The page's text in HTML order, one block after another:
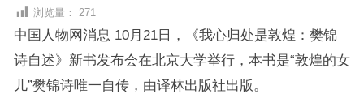
浏览量： 271
中国人物网消息 10月21日，《我心归处是敦煌：樊锦
诗自述》新书发布会在北京大学举行，本书是“敦煌的女
儿”樊锦诗唯一自传，由译林出版社出版。